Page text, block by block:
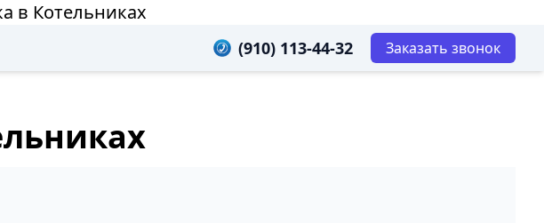
в Котельниках
(910) 113-44-32 Заказать звонок